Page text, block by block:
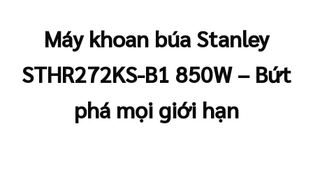
Máy khoan búa Stanley
STHR272KS-B1 850W – Bứt
phá mọi giới hạn